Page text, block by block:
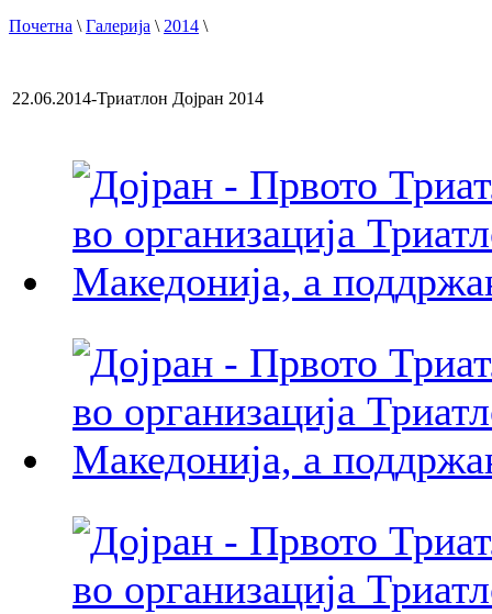
Почетна \Галерија \2014 \
22.06.2014-Триатлон Дојран 2014